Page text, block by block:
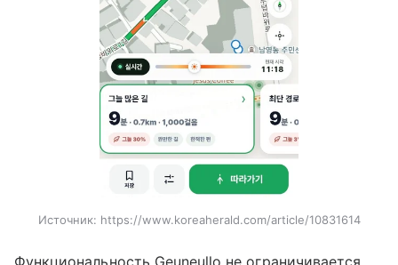
Источник: https://www.koreaherald.com/article/10831614